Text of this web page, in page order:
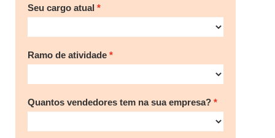
Seu cargo atual
Ramo de atividade
Quantos vendedores tem na sua empresa?